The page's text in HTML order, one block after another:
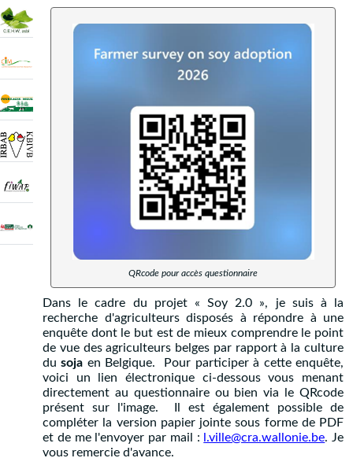
QRcode pour accès questionnaire
Dans le cadre du projet « Soy 2.0 », je suis à la
recherche d'agriculteurs disposés à répondre à une
enquête dont le but est de mieux comprendre le point
de vue des agriculteurs belges par rapport à la culture
dusoja en Belgique. Pour participer à cette enquête,
voici un lien électronique ci-dessous vous menant
directement au questionnaire ou bien via le QRcode
présent sur l'image. Il est également possible de
compléter la version papier jointe sous forme de PDF
et de me l'envoyer par mail :
l.ville@cra.wallonie.be. Je
vous remercie d'avance.